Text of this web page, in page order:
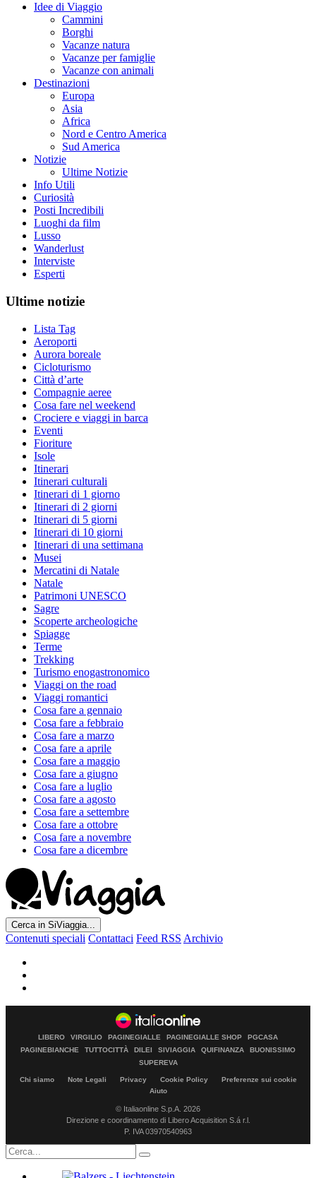
Idee di Viaggio
Cammini
Borghi
Vacanze natura
Vacanze per famiglie
Vacanze con animali
Destinazioni
Europa
Asia
Africa
Nord e Centro America
Sud America
Notizie
Ultime Notizie
Info Utili
Curiosità
Posti Incredibili
Luoghi da film
Lusso
Wanderlust
Interviste
Esperti
Ultime notizie
Lista Tag
Aeroporti
Aurora boreale
Cicloturismo
Città d’arte
Compagnie aeree
Cosa fare nel weekend
Crociere e viaggi in barca
Eventi
Fioriture
Isole
Itinerari
Itinerari culturali
Itinerari di 1 giorno
Itinerari di 2 giorni
Itinerari di 5 giorni
Itinerari di 10 giorni
Itinerari di una settimana
Musei
Mercatini di Natale
Natale
Patrimoni UNESCO
Sagre
Scoperte archeologiche
Spiagge
Terme
Trekking
Turismo enogastronomico
Viaggi on the road
Viaggi romantici
Cosa fare a gennaio
Cosa fare a febbraio
Cosa fare a marzo
Cosa fare a aprile
Cosa fare a maggio
Cosa fare a giugno
Cosa fare a luglio
Cosa fare a agosto
Cosa fare a settembre
Cosa fare a ottobre
Cosa fare a novembre
Cosa fare a dicembre
Cerca in SiViaggia...
Contenuti speciali Contattaci Feed RSS Archivio
LIBERO VIRGILIO PAGINEGIALLE PAGINEGIALLE SHOP
PGCASA
PAGINEBIANCHE
TUTTOCITTÀ DILEI SIVIAGGIA QUIFINANZA
BUONISSIMO
SUPEREVA
Chi siamo Note Legali Privacy Cookie Policy
Preferenze sui cookie
Aiuto
© Italiaonline S.p.A. 2026
Direzione e coordinamento di Libero Acquisition S.á r.l.
P. IVA 03970540963